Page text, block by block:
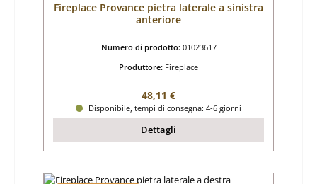
Fireplace Provance pietra laterale a sinistra
anteriore
Numero di prodotto: 01023617
Produttore: Fireplace
Prezzo normale:
48,11 €
Disponibile, tempi di consegna: 4-6 giorni
Dettagli